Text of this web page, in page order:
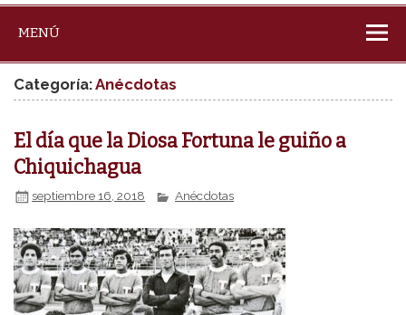
MENÚ
Categoría:Anécdotas
El día que la Diosa Fortuna le guiño a
Chiquichagua
septiembre 16, 2018 Anécdotas